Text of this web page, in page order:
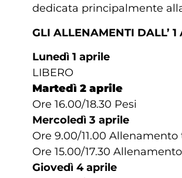
dedicata principalmente
GLI ALLENAMENTI DALL’ 1
Lunedì 1 aprile
LIBERO
Martedì 2 aprile
Ore 16.00/18.30 Pesi
Mercoledì 3 aprile
Ore 9.00/11.00
Ore 15.00/17.30
Giovedì 4 aprile